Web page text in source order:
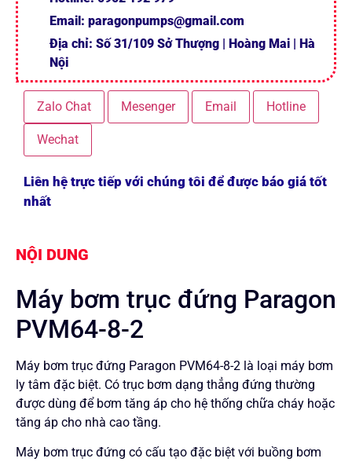
Email: paragonpumps@gmail.com
Địa chỉ: Số 31/109 Sở Thượng | Hoàng Mai | Hà
Nội
Zalo Chat Mesenger Email Hotline
Wechat
Liên hệ trực tiếp với chúng tôi để được báo giá tốt
nhất
NỘI DUNG
Máy bơm trục đứng Paragon
PVM64-8-2
Máy bơm trục đứng Paragon PVM64-8-2 là loại máy bơm
ly tâm đặc biệt. Có trục bơm dạng thẳng đứng thường
được dùng để bơm tăng áp cho hệ thống chữa cháy hoặc
tăng áp cho nhà cao tầng.
Máy bơm trục đứng có cấu tạo đặc biệt với buồng bơm